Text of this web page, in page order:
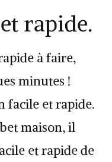
rapide.
à faire,
minutes !
facile et rapide.
maison, il
et rapide de